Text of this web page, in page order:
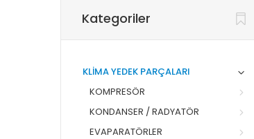
Kategoriler
KLİMA YEDEK PARÇALARI
KOMPRESÖR
KONDANSER / RADYATÖR
EVAPARATÖRLER